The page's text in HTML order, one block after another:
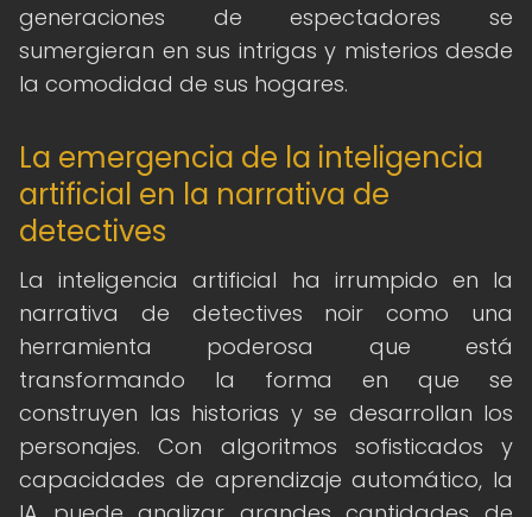
generaciones de espectadores se
sumergieran en sus intrigas y misterios desde
la comodidad de sus hogares.
La emergencia de la inteligencia
artificial en la narrativa de
detectives
La inteligencia artificial ha irrumpido en la
narrativa de detectives noir como una
herramienta poderosa que está
transformando la forma en que se
construyen las historias y se desarrollan los
personajes. Con algoritmos sofisticados y
capacidades de aprendizaje automático, la